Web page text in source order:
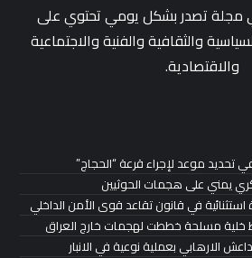
مجلة تصدر بشكل يومي تحتوي على
والثقافية والفنية والاجتماعية
والاقتصادية.
تحديد موعد لإجراء قرعة “الحجاج”
يمني على هجمات الحوثيين
استثنائية في قانون تقاعد قوى الأمن الداخلي
خلية مسلحة خططت لهجمات خارج العراق
الارهابي بعملية نوعية في الانبار